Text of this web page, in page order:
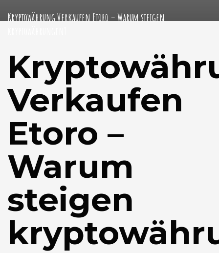
Kryptowährung Verkaufen Etoro – Warum steigen
Verkaufen
Etoro –
Warum
steigen